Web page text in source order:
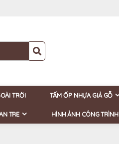
TRỜI TẤM ỐP NHỰA GIẢ GỖ
TRE HÌNH ẢNH CÔNG TRÌNH